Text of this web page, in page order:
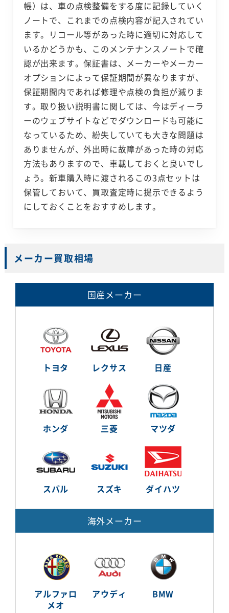
帳）は、車の点検整備をする度に記録していく
ノートで、これまでの点検内容が記入されてい
ます。リコール等があった時に適切に対応して
いるかどうかも、このメンテナンスノートで確
認が出来ます。保証書は、メーカーやメーカー
オプションによって保証期間が異なりますが、
保証期間内であれば修理や点検の負担が減りま
す。取り扱い説明書に関しては、今はディーラ
ーのウェブサイトなどでダウンロードも可能に
なっているため、紛失していても大きな問題は
ありませんが、外出時に故障があった時の対応
方法もありますので、車載しておくと良いでし
ょう。新車購入時に渡されるこの3点セットは
保管しておいて、買取査定時に提示できるよう
にしておくことをおすすめします。
メーカー買取相場
国産メーカー
トヨタ レクサス 日産
ホンダ 三菱 マツダ
スバル スズキ ダイハツ
海外メーカー
アルファロ
メオ
アウディ BMW